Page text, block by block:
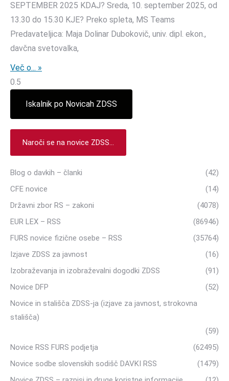
SEPTEMBER 2025 KDAJ? Sreda, 10. september 2025, od
13.30 do 15.30 KJE? Preko spleta, MS Teams
Predavateljica: Maja Dolinar Dubokovič, univ. dipl. ekon.,
davčna svetovalka,
Več o... »
Iskalnik po Novicah ZDSS
Naroči se na novice ZDSS...
Blog o davkih – članki
(42)
CFE novice
(14)
Državni zbor RS – zakoni
(4078)
EUR LEX – RSS
(86946)
FURS novice fizične osebe – RSS
(35764)
Izjave ZDSS za javnost
(16)
Izobraževanja in izobraževalni dogodki ZDSS
(91)
Novice DFP
(52)
Novice in stališča ZDSS-ja (izjave za javnost, strokovna
stališča)
(59)
Novice RSS FURS podjetja
(62495)
Novice sodbe slovenskih sodišč DAVKI RSS
(1479)